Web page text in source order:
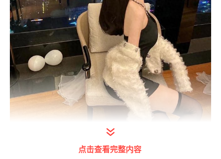
打开今日头条查看图片详情
点击查看完整内容